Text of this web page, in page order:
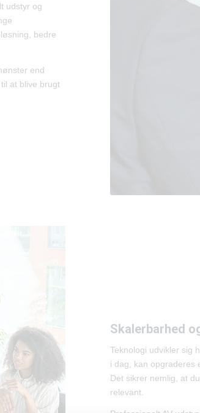
udstyr og
bedre
end
at blive brugt
Skalerbarhed
Teknologi udvikler sig
i dag, kan opgraderes
Det sikrer nemlig, at
relevant.